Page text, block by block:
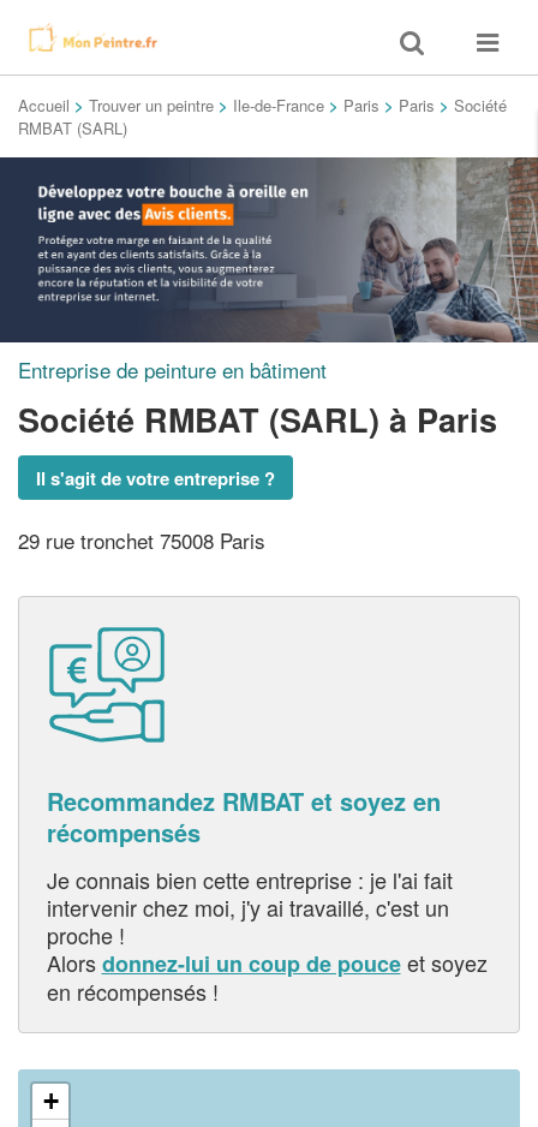
Toggle
search
Toggle
Accueil > Trouver un peintre > Ile-de-France > Paris > Paris > Société
RMBAT (SARL)
Entreprise de peinture en bâtiment
Société RMBAT (SARL) à Paris
Il s'agit de votre entreprise ?
29 rue tronchet 75008 Paris
Recommandez RMBAT et soyez en
récompensés
Je connais bien cette entreprise : je l'ai fait
intervenir chez moi, j'y ai travaillé, c'est un
proche !
Alorsdonnez-lui un coup de pouceet soyez
en récompensés !
+